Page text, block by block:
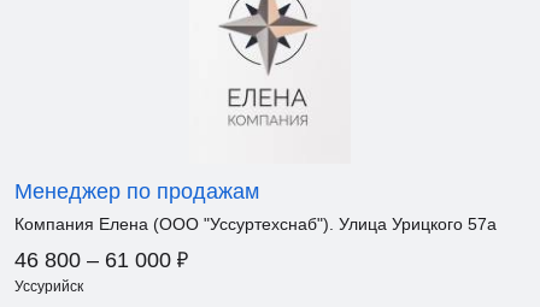
Менеджер по продажам
Компания Елена (ООО "Уссуртехснаб"). Улица Урицкого 57а
46 800 – 61 000 ₽
Уссурийск